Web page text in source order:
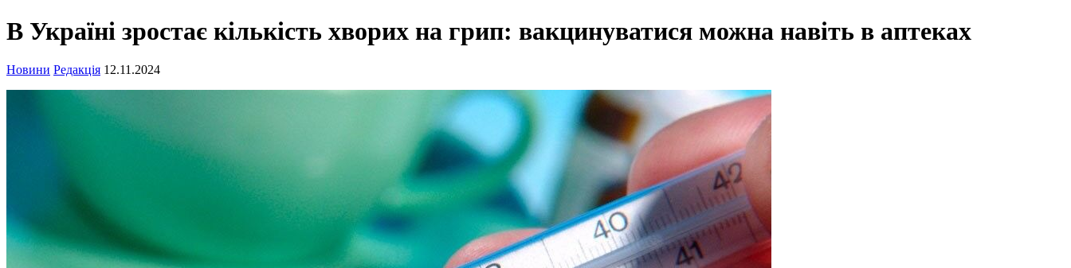
В Україні зростає кількість хворих на грип: вакцинуватися можна навіть в аптеках
Новини Редакція 12.11.2024